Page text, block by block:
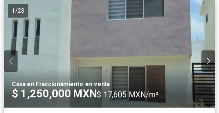
1 /28
Casa en Fraccionamiento·en venta
$ 1,250,000 MXN$ 17,605 MXN/m²